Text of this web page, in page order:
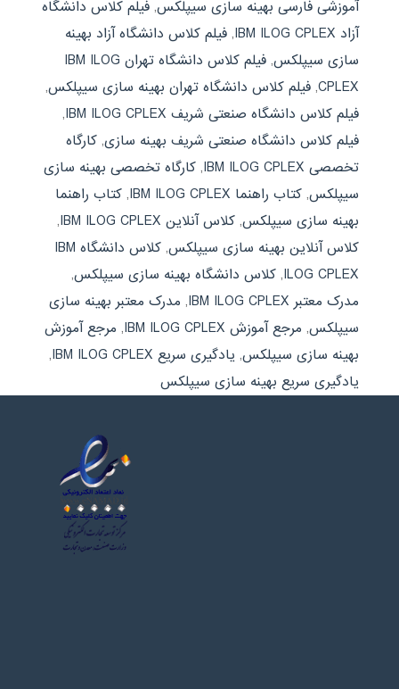
آموزشی فارسی بهینه سازی سیپلکس, فیلم کلاس دانشگاه
آزاد IBM ILOG CPLEX
, فیلم کلاس دانشگاه آزاد بهینه
سازی سیپلکس,
فیلم کلاس دانشگاه تهران IBM ILOG
CPLEX
, فیلم کلاس دانشگاه تهران بهینه سازی سیپلکس,
فیلم کلاس دانشگاه صنعتی شریف IBM ILOG CPLEX
,
فیلم کلاس دانشگاه صنعتی شریف بهینه سازی, کارگاه
تخصصی IBM ILOG CPLEX
, کارگاه تخصصی بهینه سازی
سیپلکس, کتاب راهنما IBM ILOG CPLEX , کتاب راهنما
بهینه سازی سیپلکس, کلاس آنلاین IBM ILOG CPLEX
,
کلاس آنلاین بهینه سازی سیپلکس,
کلاس دانشگاه IBM
ILOG CPLEX
, کلاس دانشگاه بهینه سازی سیپلکس,
مدرک معتبر IBM ILOG CPLEX
, مدرک معتبر بهینه سازی
سیپلکس, مرجع آموزش IBM ILOG CPLEX , مرجع آموزش
بهینه سازی سیپلکس, یادگیری سریع IBM ILOG CPLEX
,
یادگیری سریع بهینه سازی سیپلکس